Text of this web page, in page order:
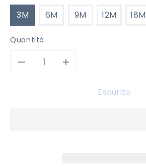
3M
6M 9M 12M 18M
Quantità
DiminuisciAumenta
quantità
Esaurito